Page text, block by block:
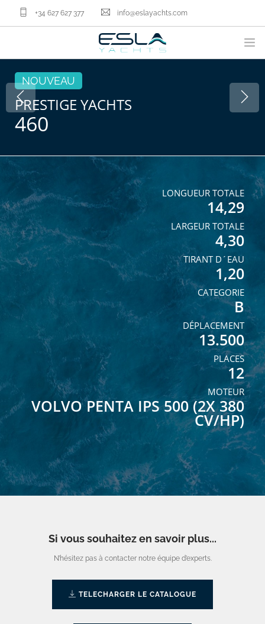
+34 627 627 377 info@eslayachts.com
MARQUES
PROGRAMME DE GESTION LOCATIVER
NOS BATEAUX
VENDRE VOTRE BATEAU
QUI SOMMES NOUS
ACTUALITÉ
CONTACT
FR
NOUVEAU
PRESTIGE YACHTS
460
LONGUEUR TOTALE
14,29
LARGEUR TOTALE
4,30
TIRANT D´EAU
1,20
CATEGORIE
B
DÉPLACEMENT
13.500
PLACES
12
MOTEUR
VOLVO PENTA IPS 500 (2X 380
CV/HP)
Si vous souhaitez en savoir plus...
N’hésitez pas à contacter notre équipe d’experts.
TELECHARGER LE CATALOGUE